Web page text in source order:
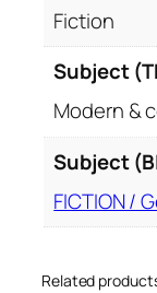
Fiction
Subject
Modern &
Subject
FICTION /
Related